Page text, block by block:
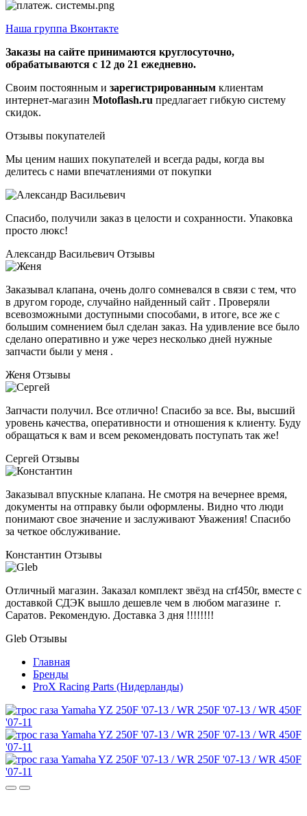
Наша группа Вконтакте
Заказы на сайте принимаются круглосуточно,
обрабатываются с 12 до 21 ежедневно.
Своим постоянным и зарегистрированным клиентам
интернет-магазин Motoflash.ru предлагает гибкую систему
скидок.
Отзывы покупателей
Мы ценим наших покупателей и всегда рады, когда вы
делитесь с нами впечатлениями от покупки
Спасибо, получили заказ в целости и сохранности. Упаковка
просто люкс!
Александр Васильевич Отзывы
Заказывал клапана, очень долго сомневался в связи с тем, что
в другом городе, случайно найденный сайт . Проверяли
всевозможными доступными способами, в итоге, все же с
большим сомнением был сделан заказ. На удивление все было
сделано оперативно и уже через несколько дней нужные
запчасти были у меня .
Женя Отзывы
Запчасти получил. Все отлично! Спасибо за все. Вы, высший
уровень качества, оперативности и отношения к клиенту. Буду
обращаться к вам и всем рекомендовать поступать так же!
Сергей Отзывы
Заказывал впускные клапана. Не смотря на вечернее время,
документы на отправку были оформлены. Видно что люди
понимают свое значение и заслуживают Уважения! Спасибо
за четкое обслуживание.
Константин Отзывы
Отличный магазин. Заказал комплект звёзд на crf450r, вместе с
доставкой СДЭК вышло дешевле чем в любом магазине г.
Саратов. Рекомендую. Доставка 3 дня !!!!!!!!
Gleb Отзывы
Главная
Бренды
ProX Racing Parts (Нидерланды)